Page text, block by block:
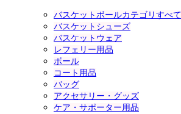
バスケットボールカテゴリすべて
バスケットシューズ
バスケットウェア
レフェリー用品
ボール
コート用品
バッグ
アクセサリー・グッズ
ケア・サポーター用品